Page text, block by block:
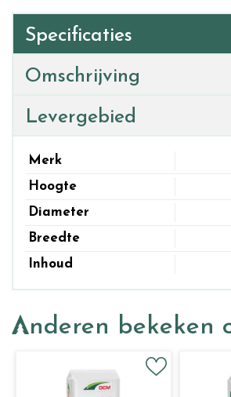
Specificaties
Omschrijving
Levergebied
Merk
Hoogte
Diameter
Breedte
Inhoud
Anderen bekeken